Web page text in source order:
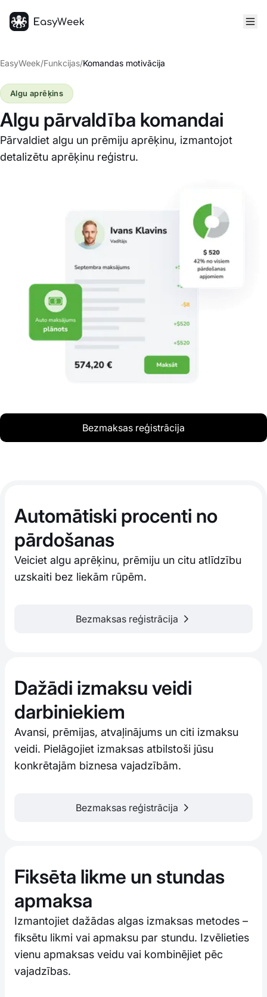
EasyWeek/Funkcijas/Komandas motivācija
Algu pārvaldība komandai
Pārvaldiet algu un prēmiju aprēķinu, izmantojot
detalizētu aprēķinu reģistru.
Algu aprēķins
Bezmaksas reģistrācija
Automātiski procenti no
pārdošanas
Veiciet algu aprēķinu, prēmiju un citu atlīdzību
uzskaiti bez liekām rūpēm.
Bezmaksas reģistrācija
Dažādi izmaksu veidi
darbiniekiem
Avansi, prēmijas, atvaļinājums un citi izmaksu
veidi. Pielāgojiet izmaksas atbilstoši jūsu
konkrētajām biznesa vajadzībām.
Bezmaksas reģistrācija
Fiksēta likme un stundas
apmaksa
Izmantojiet dažādas algas izmaksas metodes –
fiksētu likmi vai apmaksu par stundu. Izvēlieties
vienu apmaksas veidu vai kombinējiet pēc
vajadzības.